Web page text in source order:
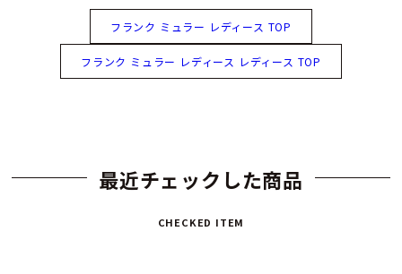
フランク ミュラー レディース TOP
フランク ミュラー レディース レディース TOP
最近チェックした商品
CHECKED ITEM